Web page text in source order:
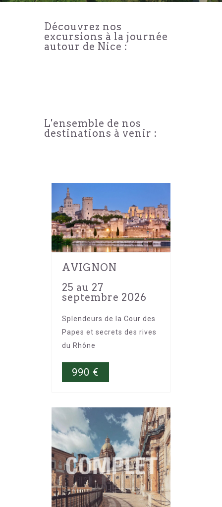
Découvrez nos
excursions à la journée
autour de Nice :
L'ensemble de nos
destinations à venir :
AVIGNON
25 au 27
septembre 2026
Splendeurs de la Cour des
Papes et secrets des rives
du Rhône
990 €